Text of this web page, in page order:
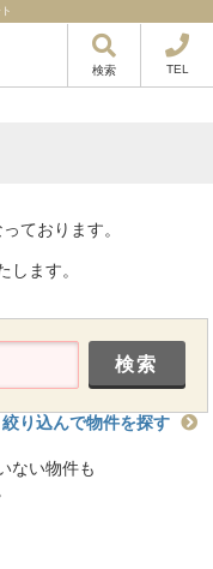
検索 TEL
ております。
します。
絞り込んで物件を探す
ない物件も